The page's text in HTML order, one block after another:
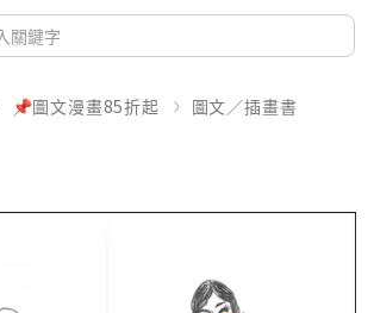
📌圖文漫畫85折起 圖文／插畫書